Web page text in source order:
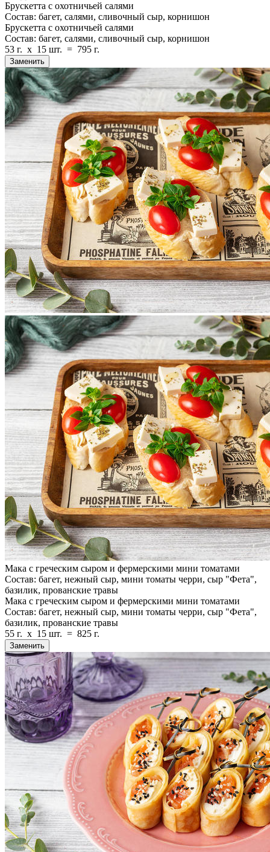
Брускетта с охотничьей салями
Состав: багет, салями, сливочный сыр, корнишон
Брускетта с охотничьей салями
Состав: багет, салями, сливочный сыр, корнишон
53 г. x 15 шт. = 795 г.
Заменить
Мака с греческим сыром и фермерскими мини томатами
Состав: багет, нежный сыр, мини томаты черри, сыр "Фета",
базилик, прованские травы
Мака с греческим сыром и фермерскими мини томатами
Состав: багет, нежный сыр, мини томаты черри, сыр "Фета",
базилик, прованские травы
55 г. x 15 шт. = 825 г.
Заменить